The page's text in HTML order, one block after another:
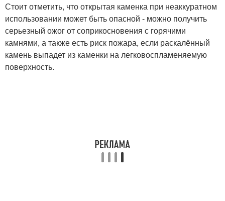
Стоит отметить, что открытая каменка при неаккуратном
использовании может быть опасной - можно получить
серьезный ожог от соприкосновения с горячими
камнями, а также есть риск пожара, если раскалённый
камень выпадет из каменки на легковоспламеняемую
поверхность.